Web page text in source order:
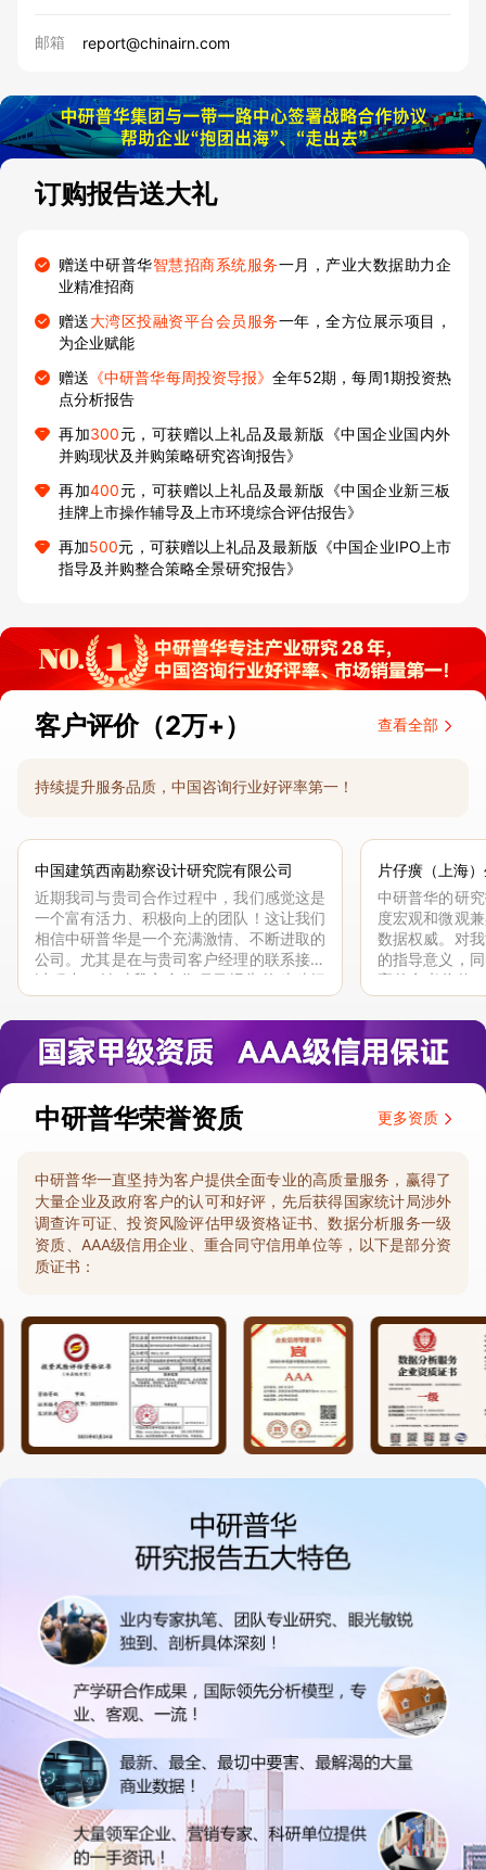
邮箱 report@chinairn.com
订购报告送大礼
赠送中研普华智慧招商系统服务一月，产业大数据助力企
业精准招商
赠送大湾区投融资平台会员服务一年，全方位展示项目，
为企业赋能
赠送 《中研普华每周投资导报》全年52期，每周1期投资热
点分析报告
再加300元，可获赠以上礼品及最新版《中国企业国内外
并购现状及并购策略研究咨询报告》
再加400元，可获赠以上礼品及最新版《中国企业新三板
挂牌上市操作辅导及上市环境综合评估报告》
再加500元，可获赠以上礼品及最新版《中国企业IPO上市
指导及并购整合策略全景研究报告》
客户评价（2万+） 查看全部
持续提升服务品质，中国咨询行业好评率第一！
中国建筑西南勘察设计研究院有限公司
近期我司与贵司合作过程中，我们感觉这是
一个富有活力、积极向上的团队！这让我们
相信中研普华是一个充满激情、不断进取的
公司。尤其是在与贵司客户经理的联系接洽
过程中，针对我方合作项目报告的种种细
节，及时细致缜密地协助与项目部沟通、探
讨和完善...
片仔癀（上海
中研普华的研
度宏观和微观
数据权威。对
的指导意义，
高的参考价值
体化”服务和行
司继续...
中研普华荣誉资质 更多资质
中研普华一直坚持为客户提供全面专业的高质量服务，赢得了
大量企业及政府客户的认可和好评，先后获得国家统计局涉外
调查许可证、投资风险评估甲级资格证书、数据分析服务一级
资质、AAA级信用企业、重合同守信用单位等，以下是部分资
质证书：